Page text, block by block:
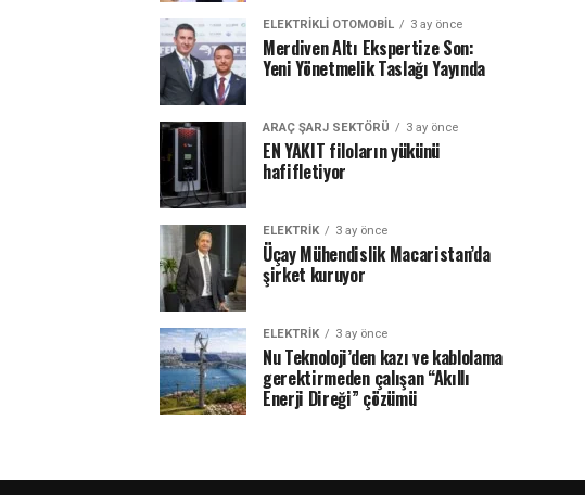
ELEKTRIKLI OTOMOBIL 3 ay önce
Merdiven Altı Ekspertize Son:
Yeni Yönetmelik Taslağı Yayında
ARAÇ ŞARJ SEKTÖRÜ 3 ay önce
EN YAKIT filoların yükünü
hafifletiyor
ELEKTRİK 3 ay önce
Üçay Mühendislik Macaristan’da
şirket kuruyor
ELEKTRİK 3 ay önce
Nu Teknoloji’den kazı ve kablolama
gerektirmeden çalışan “Akıllı
Enerji Direği” çözümü